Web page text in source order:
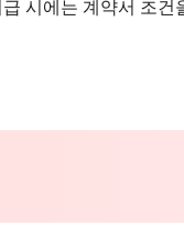
시에는 계약서 조건